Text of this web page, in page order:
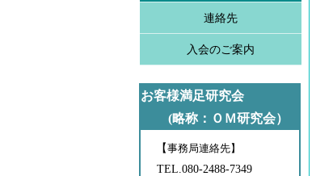
連絡先
入会のご案内
お客様満足研究会
(略称：ＯＭ研究会）
【事務局連絡先】
TEL.080-2488-7349